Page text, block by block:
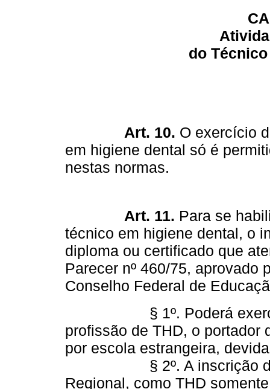
do
Art. 10. O exercício
em higiene dental só é
nestas normas.
Art. 11. Para se
técnico em higiene dental, o
diploma ou certificado que
Parecer nº 460/75, aprovado
Conselho Federal de
§ 1º. Poderá exercer,
profissão de THD, o portador
por escola estrangeira,
§ 2º. A inscrição de
Regional, como THD